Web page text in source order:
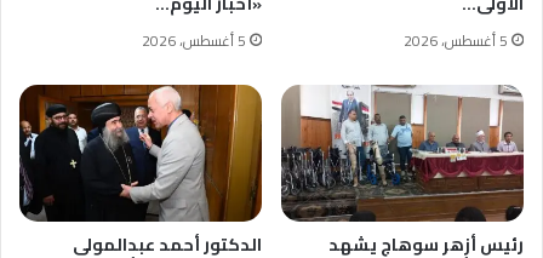
5 أغسطس، 2026 5 أغسطس، 2026
رئيس أزهر سوهاج يشهد الدكتور أحمد عبدالمولى